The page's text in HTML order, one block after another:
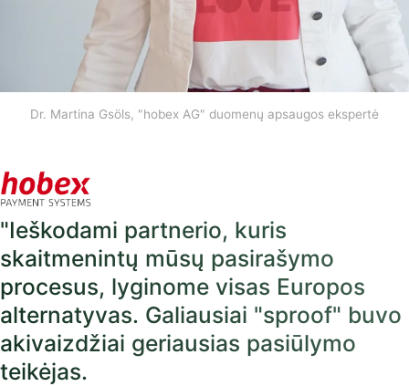
Dr. Martina Gsöls, "hobex AG" duomenų apsaugos ekspertė
"Ieškodami partnerio, kuris
skaitmenintų mūsų pasirašymo
procesus, lyginome visas Europos
alternatyvas. Galiausiai "sproof" buvo
akivaizdžiai geriausias pasiūlymo
teikėjas.